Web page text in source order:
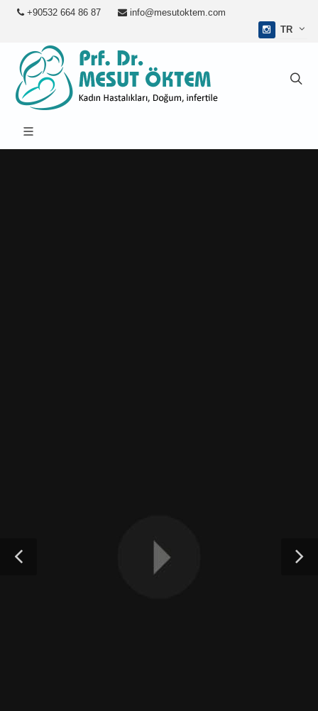
+90532 664 86 87
info@mesutoktem.com
TR